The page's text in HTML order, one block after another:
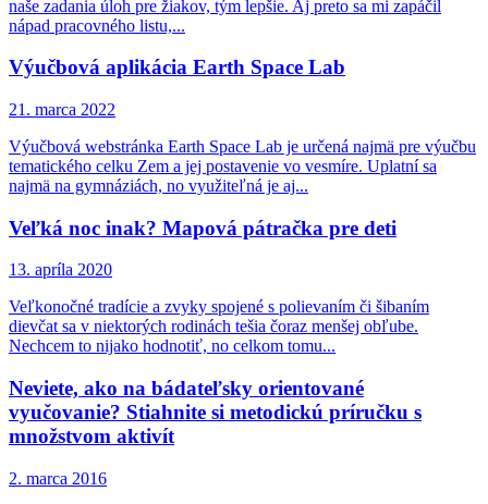
naše zadania úloh pre žiakov, tým lepšie. Aj preto sa mi zapáčil
nápad pracovného listu,...
Výučbová aplikácia Earth Space Lab
21. marca 2022
Výučbová webstránka Earth Space Lab je určená najmä pre výučbu
tematického celku Zem a jej postavenie vo vesmíre. Uplatní sa
najmä na gymnáziách, no využiteľná je aj...
Veľká noc inak? Mapová pátračka pre deti
13. apríla 2020
Veľkonočné tradície a zvyky spojené s polievaním či šibaním
dievčat sa v niektorých rodinách tešia čoraz menšej obľube.
Nechcem to nijako hodnotiť, no celkom tomu...
Neviete, ako na bádateľsky orientované
vyučovanie? Stiahnite si metodickú príručku s
množstvom aktivít
2. marca 2016